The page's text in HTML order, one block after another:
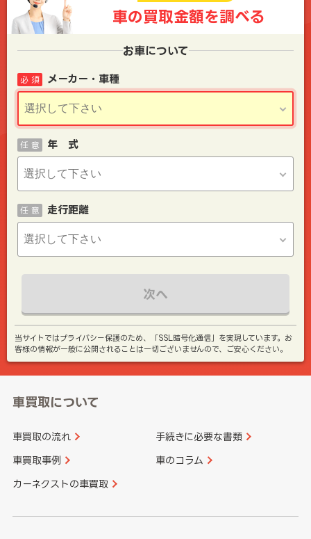
車の買取金額を調べる
お車について
メーカー・車種
必 須
年 式
任 意
走行距離
任 意
次へ
当サイトではプライバシー保護のため、「SSL暗号化通信」を実現しています。お
客様の情報が一般に公開されることは一切ございませんので、ご安心ください。
車買取について
車買取の流れ 手続きに必要な書類
車買取事例 車のコラム
カーネクストの車買取